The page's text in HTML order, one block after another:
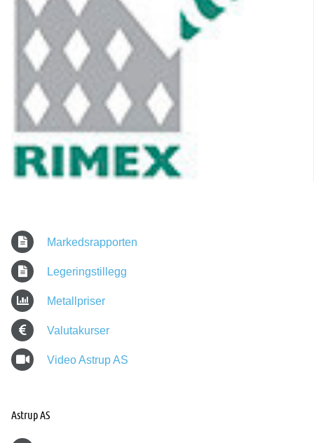
Markedsrapporten
Legeringstillegg
Metallpriser
Valutakurser
Video Astrup AS
Astrup AS